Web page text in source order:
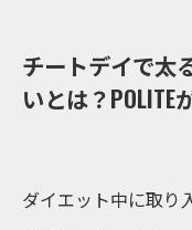
チートデイで太
いとは？POLITE
ダイエット中に取り